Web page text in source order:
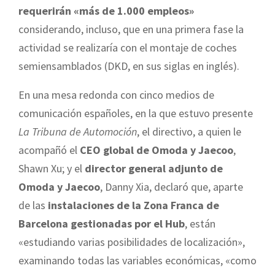
requerirán «más de 1.000 empleos»
considerando, incluso, que en una primera fase la
actividad se realizaría con el montaje de coches
semiensamblados (DKD, en sus siglas en inglés).
En una mesa redonda con cinco medios de
comunicación españoles, en la que estuvo presente
La Tribuna de Automoción, el directivo, a quien le
acompañó el CEO global de Omoda y Jaecoo,
Shawn Xu; y el director general adjunto de
Omoda y Jaecoo, Danny Xia, declaró que, aparte
de las instalaciones de la Zona Franca de
Barcelona gestionadas por el Hub, están
«estudiando varias posibilidades de localización»,
examinando todas las variables económicas, «como